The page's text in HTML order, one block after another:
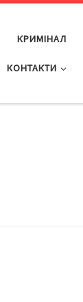
КРИМІНАЛ
КОНТАКТИ